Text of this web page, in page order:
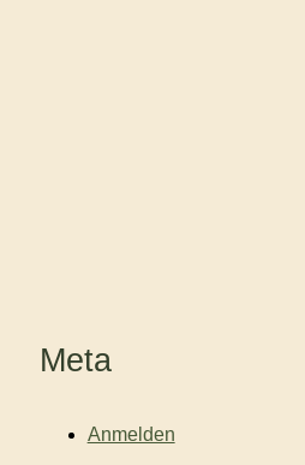
Meta
Anmelden